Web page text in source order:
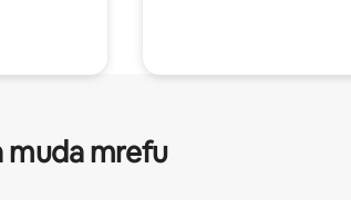
muda mrefu